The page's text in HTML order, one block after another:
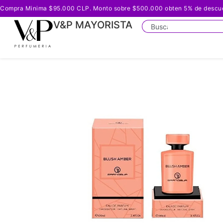
Compra Minima $95.000 CLP. Monto sobre $500.000 obten 5% de
V&P MAYORISTA